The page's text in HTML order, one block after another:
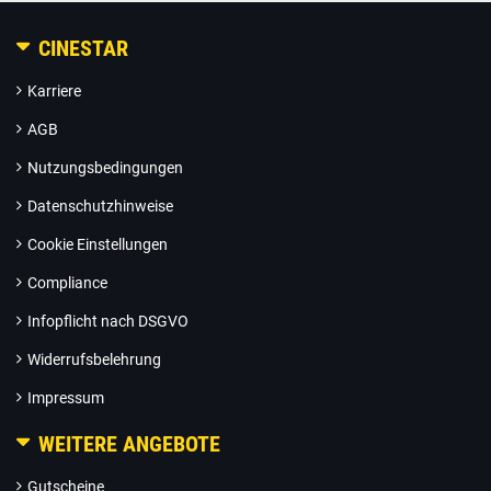
CINESTAR
Karriere
AGB
Nutzungsbedingungen
Datenschutzhinweise
Cookie Einstellungen
Compliance
Infopflicht nach DSGVO
Widerrufsbelehrung
Impressum
WEITERE ANGEBOTE
Gutscheine